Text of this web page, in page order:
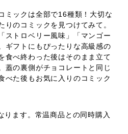
ミックは全部で16種類！大切な
りのコミックを見つけてみて。
ストロベリー風味」「マンゴー
ギフトにもぴったりな高級感の
食べ終わった後はそのまま立て
蓋の裏側がチョコレートと同じ
べた後もお気に入りのコミック
ります。常温商品との同時購入